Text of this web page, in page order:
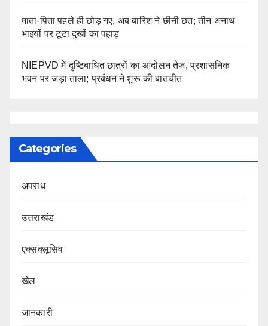
माता-पिता पहले ही छोड़ गए, अब बारिश ने छीनी छत; तीन अनाथ
भाइयों पर टूटा दुखों का पहाड़
NIEPVD में दृष्टिबाधित छात्रों का आंदोलन तेज, प्रशासनिक
भवन पर जड़ा ताला; प्रबंधन ने शुरू की बातचीत
Categories
अपराध
उत्तराखंड
एक्सक्लूसिव
खेल
जानकारी